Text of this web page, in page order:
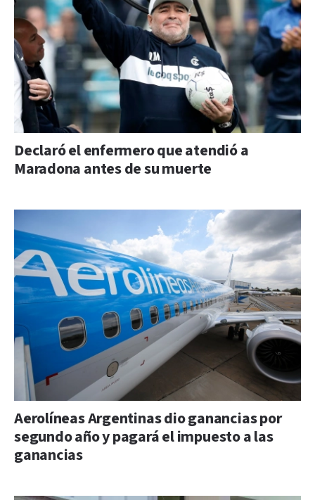
Declaró el enfermero que atendió a
Maradona antes de su muerte
Aerolíneas Argentinas dio ganancias por
segundo año y pagará el impuesto a las
ganancias